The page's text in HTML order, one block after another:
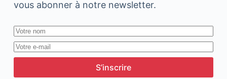
vous abonner à notre newsletter.
S’inscrire